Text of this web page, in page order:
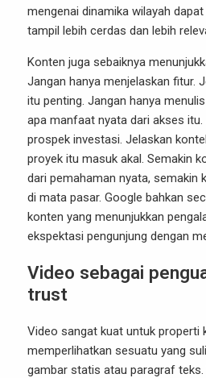
mengenai dinamika wilayah
tampil lebih cerdas dan lebih
Konten juga sebaiknya
Jangan hanya menjelaskan fitur.
itu penting. Jangan hanya
apa manfaat nyata dari akses
prospek investasi. Jelaskan
proyek itu masuk akal. Semakin
dari pemahaman nyata, semakin
di mata pasar. Google bahkan
konten yang menunjukkan
ekspektasi pengunjung dengan
Video sebagai
trust
Video sangat kuat untuk properti
memperlihatkan sesuatu yang
gambar statis atau paragraf